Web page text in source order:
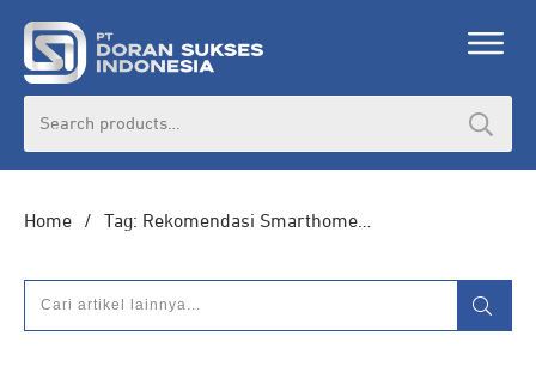
Home / Tag: Rekomendasi Smarthome JETE untuk kantor